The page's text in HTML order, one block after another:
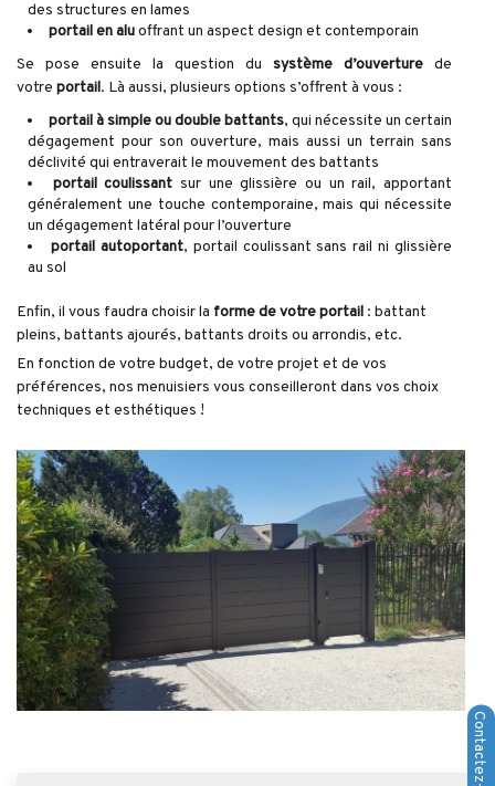
des structures en lames
portail en aluoffrant un aspect design et contemporain
Se pose ensuite la question du système d’ouverture de
votre portail. Là aussi, plusieurs options s’offrent à vous :
portail à simple ou double battants, qui nécessite un certain
dégagement pour son ouverture, mais aussi un terrain sans
déclivité qui entraverait le mouvement des battants
portail coulissant sur une glissière ou un rail, apportant
généralement une touche contemporaine, mais qui nécessite
un dégagement latéral pour l’ouverture
portail autoportant, portail coulissant sans rail ni glissière
au sol
Enfin, il vous faudra choisir la forme de votre portail : battant
pleins, battants ajourés, battants droits ou arrondis, etc.
En fonction de votre budget, de votre projet et de vos
préférences, nos menuisiers vous conseilleront dans vos choix
techniques et esthétiques !